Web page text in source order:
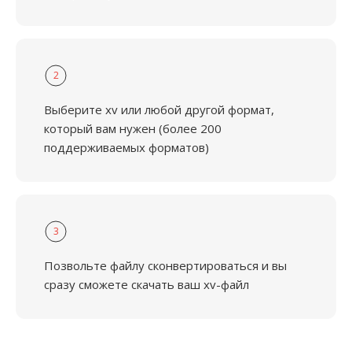
2
Выберите xv или любой другой формат,
который вам нужен (более 200
поддерживаемых форматов)
3
Позвольте файлу сконвертироваться и вы
сразу сможете скачать ваш xv-файл